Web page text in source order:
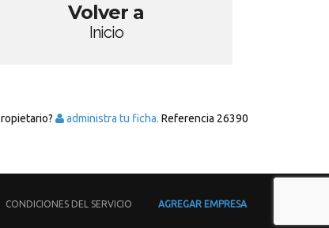
Volver a
Inicio
administra tu ficha. Referencia 26390
CONDICIONES DEL SERVICIO AGREGAR EMPRESA